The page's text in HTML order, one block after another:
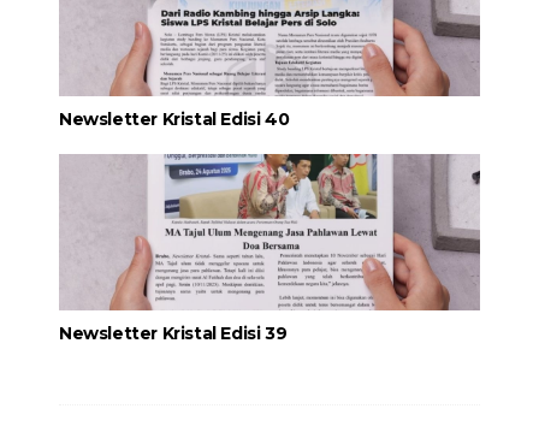
Newsletter Kristal Edisi 40
Newsletter Kristal Edisi 39